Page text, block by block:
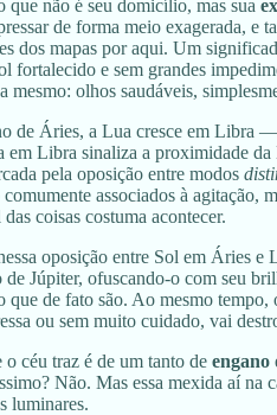
não é seu domicílio, mas sua
de forma meio exagerada, e
dos mapas por aqui. Um
fortalecido e sem grandes
mesmo: olhos saudáveis,
de Áries, a Lua cresce em Libra
Libra sinaliza a proximidade
pela oposição entre modos
associados à
coisas costuma acontecer.
oposição entre Sol em Áries e
Júpiter, ofuscando-o com seu
que de fato são. Ao mesmo
ou sem muito cuidado, vai
céu traz é de um tanto de engano
Não. Mas essa mexida aí
luminares.